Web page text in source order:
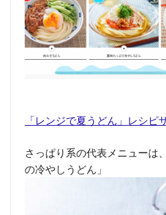
「レンジで夏うどん」レシピ
さっぱり系の代表メニューは
の冷やしうどん」